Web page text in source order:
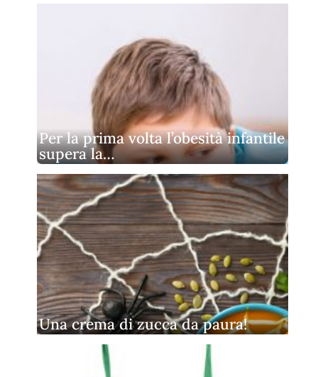
Per la prima volta l’obesità infantile
supera la…
Una crema di zucca da paura!